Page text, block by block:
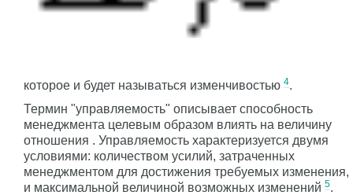
которое и будет называться изменчивостью 4.
Термин "управляемость" описывает способность
менеджмента целевым образом влиять на величину
отношения . Управляемость характеризуется двумя
условиями: количеством усилий, затраченных
менеджментом для достижения требуемых изменения,
и максимальной величиной возможных изменений 5.